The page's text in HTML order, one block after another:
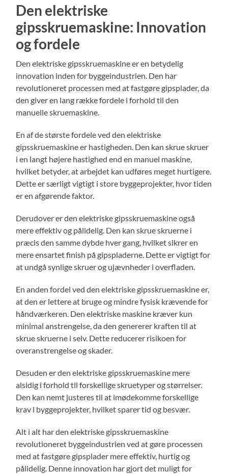
Den elektriske
gipsskruemaskine: Innovation
og fordele
Den elektriske gipsskruemaskine er en betydelig
innovation inden for byggeindustrien. Den har
revolutioneret processen med at fastgøre gipsplader, da
den giver en lang række fordele i forhold til den
manuelle skruemaskine.
En af de største fordele ved den elektriske
gipsskruemaskine er hastigheden. Den kan skrue skruer
i en langt højere hastighed end en manuel maskine,
hvilket betyder, at arbejdet kan udføres meget hurtigere.
Dette er særligt vigtigt i store byggeprojekter, hvor tiden
er en afgørende faktor.
Derudover er den elektriske gipsskruemaskine også
mere effektiv og pålidelig. Den kan skrue skruerne i
præcis den samme dybde hver gang, hvilket sikrer en
mere ensartet finish på gipspladerne. Dette er vigtigt for
at undgå synlige skruer og ujævnheder i overfladen.
En anden fordel ved den elektriske gipsskruemaskine er,
at den er lettere at bruge og mindre fysisk krævende for
håndværkeren. Den elektriske maskine kræver kun
minimal anstrengelse, da den genererer kraften til at
skrue skruerne i selv. Dette reducerer risikoen for
overanstrengelse og skader.
Desuden er den elektriske gipsskruemaskine mere
alsidig i forhold til forskellige skruetyper og størrelser.
Den kan nemt justeres til at imødekomme forskellige
krav i byggeprojekter, hvilket sparer tid og besvær.
Alt i alt har den elektriske gipsskruemaskine
revolutioneret byggeindustrien ved at gøre processen
med at fastgøre gipsplader mere effektiv, hurtig og
pålidelig. Denne innovation har gjort det muligt for